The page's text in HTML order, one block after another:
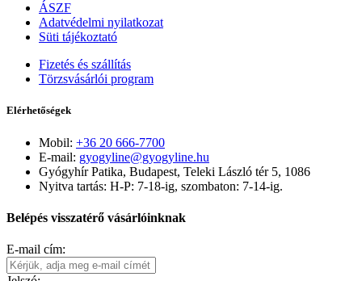
ÁSZF
Adatvédelmi nyilatkozat
Süti tájékoztató
Fizetés és szállítás
Törzsvásárlói program
Elérhetőségek
Mobil: +36 20 666-7700
E-mail: gyogyline@gyogyline.hu
Gyógyhír Patika, Budapest, Teleki László tér 5, 1086
Nyitva tartás: H-P: 7-18-ig, szombaton: 7-14-ig.
Belépés visszatérő vásárlóinknak
E-mail cím: